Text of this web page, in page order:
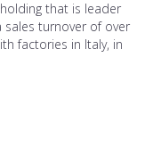
that is leader
turnover of over
factories in Italy, in